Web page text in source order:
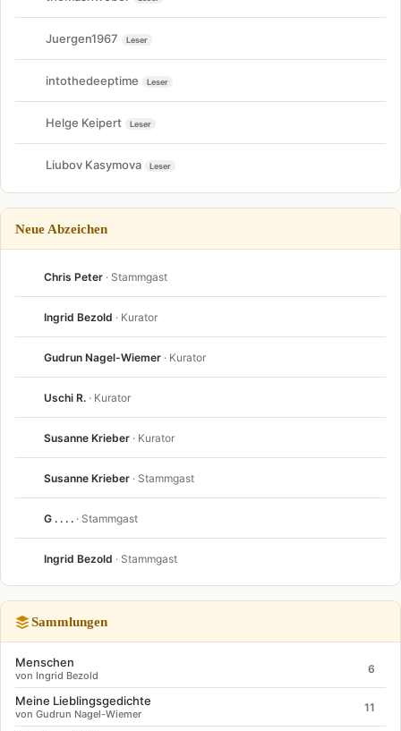
Juergen1967 Leser
intothedeeptime Leser
Helge Keipert Leser
Liubov Kasymova Leser
Neue Abzeichen
Chris Peter · Stammgast
Ingrid Bezold · Kurator
Gudrun Nagel-Wiemer · Kurator
Uschi R. · Kurator
Susanne Krieber · Kurator
Susanne Krieber · Stammgast
G . . . . · Stammgast
Ingrid Bezold · Stammgast
Sammlungen
Menschen
von Ingrid Bezold
6
Meine Lieblingsgedichte
von Gudrun Nagel-Wiemer
11